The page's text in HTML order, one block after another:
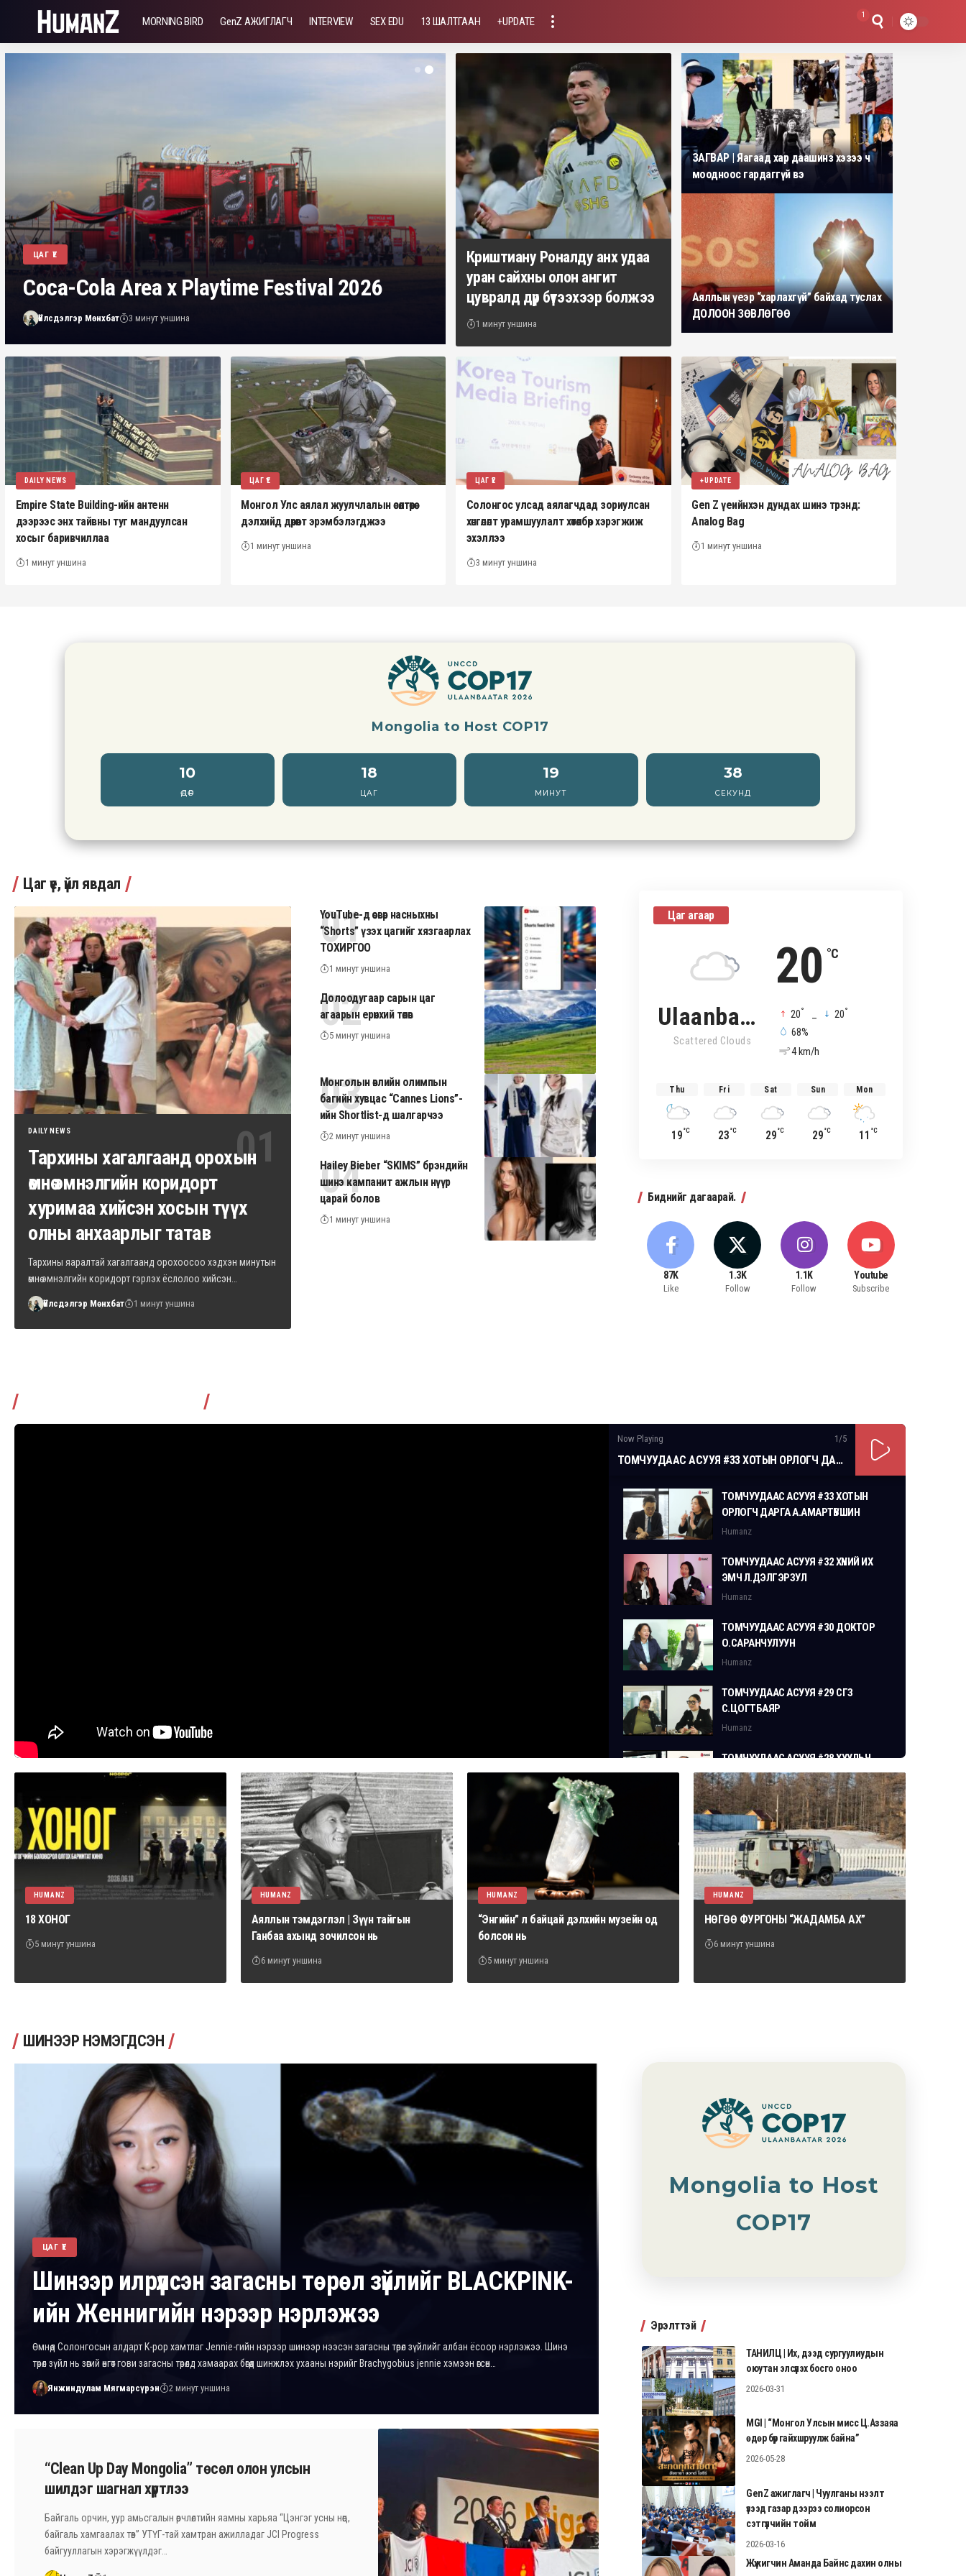
MORNING BIRD GenZ АЖИГЛАГЧ INTERVIEW SEX EDU 13 ШАЛТГААН +UPDATE
1
GENZ АЖИГЛАГЧ
ТОМИЛОЛТ | Элсэн цөлийг мөнгө болгон
хувиргасан Ниншягийн туршлага
Баасандэлгэр Мөнхбаяр 22 минут уншина
Криштиану Роналду анх удаа
уран сайхны олон ангит
цувралд дүр бүтээхээр болжээ
1 минут уншина
ЗАГВАР | Яагаад хар даашинз хэзээ ч
моодноос гардаггүй вэ
Аяллын үеэр “харлахгүй” байхад туслах
ДОЛООН ЗӨВЛӨГӨӨ
DAILY NEWS
Empire State Building-ийн антенн
дээрээс энх тайвны туг мандуулсан
хосыг баривчиллаа
1 минут уншина
ЦАГ ҮЕ
Монгол Улс аялал жуулчлалын өсөлтөөрөө
дэлхийд дөрөвт эрэмбэлэгджээ
1 минут уншина
ЦАГ ҮЕ
Солонгос улсад аялагчдад зориулсан
хөнгөлөлт урамшуулалт хөтөлбөр хэрэгжиж
эхэллээ
3 минут уншина
+UPDATE
Gen Z үеийнхэн дундах шинэ трэнд:
Analog Bag
1 минут уншина
Mongolia to Host COP17
10
ӨДӨР
18
ЦАГ
19
МИНУТ
36
СЕКУНД
Цаг үе, үйл явдал
DAILY NEWS
Тархины хагалгаанд орохын
өмнө эмнэлгийн коридорт
хуримаа хийсэн хосын түүх
олны анхаарлыг татав
Тархины яаралтай хагалгаанд орохоосоо хэдхэн минутын
өмнө эмнэлгийн коридорт гэрлэх ёслолоо хийсэн…
Үйлсдэлгэр Мөнхбат 1 минут уншина
YouTube-д өсвөр насныхны
“Shorts” үзэх цагийг хязгаарлах
ТОХИРГОО
1 минут уншина
Долоодугаар сарын цаг
агаарын ерөнхий төлөв
5 минут уншина
Монголын өвлийн олимпын
багийн хувцас “Cannes Lions”-
ийн Shortlist-д шалгарчээ
2 минут уншина
Hailey Bieber “SKIMS” брэндийн
шинэ кампанит ажлын нүүр
царай болов
1 минут уншина
Цаг агаар
20 °C
Ulaanbaatar
Scattered Clouds
20° 20°
68%
4 km/h
Thu
19°C
Fri
23°C
Sat
29°C
Sun
29°C
Mon
11 °C
Биднийг дагаарай.
87K
Like
1.3K
Follow
1.1K
Follow
Youtube
Subscribe
Now Playing 1 /5
ТОМЧУУДААС АСУУЯ #33 ХОТЫН ОРЛОГЧ ДАРГА А.АМАРТҮВШИН
ТОМЧУУДААС АСУУЯ #33 ХОТЫН
ОРЛОГЧ ДАРГА А.АМАРТҮВШИН
Humanz
ТОМЧУУДААС АСУУЯ #32 ХҮНИЙ ИХ
ЭМЧ Л.ДЭЛГЭРЗУЛ
Humanz
ТОМЧУУДААС АСУУЯ #30 ДОКТОР
О.САРАНЧУЛУУН
Humanz
ТОМЧУУДААС АСУУЯ #29 СГЗ
С.ЦОГТБАЯР
Humanz
ТОМЧУУДААС АСУУЯ #28 ХУУЛЬЧ
Г.ЭРДЭНЭБАТ
Humanz
HUMANZ
18 ХОНОГ
5 минут уншина
HUMANZ
Аяллын тэмдэглэл | Зүүн тайгын
Ганбаа ахынд зочилсон нь
6 минут уншина
HUMANZ
“Энгийн” л байцай дэлхийн музейн од
болсон нь
5 минут уншина
HUMANZ
НӨГӨӨ ФУРГОНЫ “ЖАДАМБА АХ”
6 минут уншина
ШИНЭЭР НЭМЭГДСЭН
ЦАГ ҮЕ
Шинээр илрүүлсэн загасны төрөл зүйлийг BLACKPINK-
ийн Женнигийн нэрээр нэрлэжээ
Өмнөд Солонгосын алдарт K-pop хамтлаг Jennie-гийн нэрээр шинээр нээсэн загасны төрөл зүйлийг албан ёсоор нэрлэжээ. Шинэ
төрөл зүйл нь зөгий өнгөт гови загасны төрөлд хамаарах бөгөөд шинжлэх ухааны нэрийг Brachygobius jennie хэмээн өгсөн…
Янжиндулам Мягмарсүрэн 2 минут уншина
“Clean Up Day Mongolia” төсөл олон улсын
шилдэг шагнал хүртлээ
Байгаль орчин, уур амьсгалын өөрчлөлтийн яамны харьяа “Цэнгэг усны нөөц,
байгаль хамгаалах төв” УТҮГ-тай хамтран ажилладаг JCI Progress
байгууллагын хэрэгжүүлдэг…
Mongolia to Host
COP17
Эрэлттэй
ТАНИЛЦ | Их, дээд сургуулиудын
оюутан элсүүлэх босго оноо
2026-03-31
MGI | “Монгол Улсын мисс Ц.Аззаяа
өдөр бүр гайхшруулж байна”
2026-05-28
GenZ ажиглагч | Чуулганы нээлт
үзээд газар дээрээ солиорсон
сэтгүүлчийн тойм
2026-03-16
Жүжигчин Аманда Байнс дахин олны